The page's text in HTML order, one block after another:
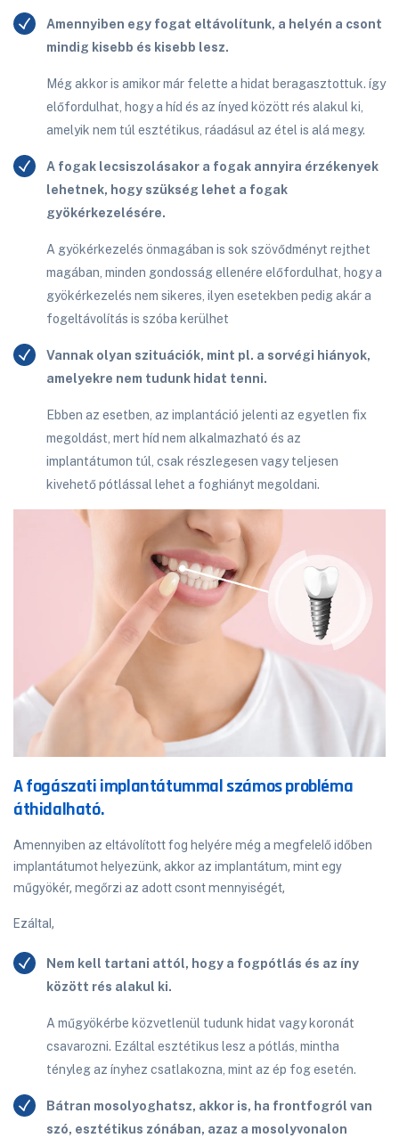
Amennyiben egy fogat eltávolítunk, a helyén a csont
mindig kisebb és kisebb lesz.
Még akkor is amikor már felette a hidat beragasztottuk. így
előfordulhat, hogy a híd és az ínyed között rés alakul ki,
amelyik nem túl esztétikus, ráadásul az étel is alá megy.
A fogak lecsiszolásakor a fogak annyira érzékenyek
lehetnek, hogy szükség lehet a fogak
gyökérkezelésére.
A gyökérkezelés önmagában is sok szövődményt rejthet
magában, minden gondosság ellenére előfordulhat, hogy a
gyökérkezelés nem sikeres, ilyen esetekben pedig akár a
fogeltávolítás is szóba kerülhet
Vannak olyan szituációk, mint pl. a sorvégi hiányok,
amelyekre nem tudunk hidat tenni.
Ebben az esetben, az implantáció jelenti az egyetlen fix
megoldást, mert híd nem alkalmazható és az
implantátumon túl, csak részlegesen vagy teljesen
kivehető pótlással lehet a foghiányt megoldani.
A fogászati implantátummal számos probléma
áthidalható.
Amennyiben az eltávolított fog helyére még a megfelelő időben
implantátumot helyezünk, akkor az implantátum, mint egy
műgyökér, megőrzi az adott csont mennyiségét,
Ezáltal,
Nem kell tartani attól, hogy a fogpótlás és az íny
között rés alakul ki.
A műgyökérbe közvetlenül tudunk hidat vagy koronát
csavarozni. Ezáltal esztétikus lesz a pótlás, mintha
tényleg az ínyhez csatlakozna, mint az ép fog esetén.
Bátran mosolyoghatsz, akkor is, ha frontfogról van
szó, esztétikus zónában, azaz a mosolyvonalon